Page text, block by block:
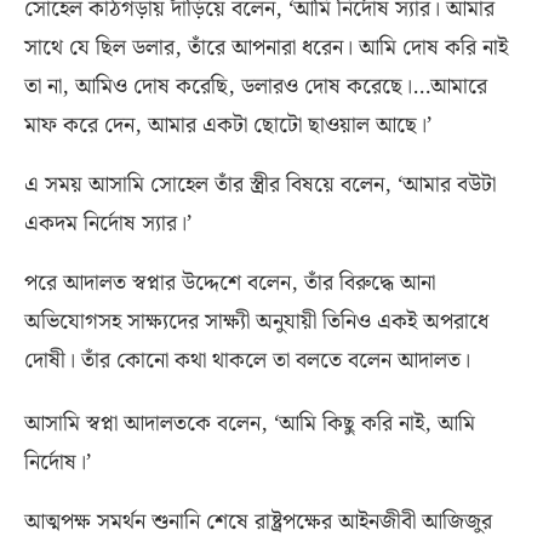
সোহেল কাঠগড়ায় দাঁড়িয়ে বলেন, ‘আমি নির্দোষ স্যার। আমার
সাথে যে ছিল ডলার,তাঁরে আপনারা ধরেন। আমি দোষ করি নাই
তা না,আমিও দোষ করেছি,ডলারও দোষ করেছে।…আমারে
মাফ করে দেন,আমার একটা ছোটো ছাওয়াল আছে।’
এ সময় আসামি সোহেল তাঁর স্ত্রীর বিষয়ে বলেন, ‘আমার বউটা
একদম নির্দোষ স্যার।’
পরে আদালত স্বপ্নার উদ্দেশে বলেন,তাঁর বিরুদ্ধে আনা
অভিযোগসহ সাক্ষ্যদের সাক্ষ্যী অনুযায়ী তিনিও একই অপরাধে
দোষী। তাঁর কোনো কথা থাকলে তা বলতে বলেন আদালত।
আসামি স্বপ্না আদালতকে বলেন, ‘আমি কিছু করি নাই,আমি
নির্দোষ।’
আত্মপক্ষ সমর্থন শুনানি শেষে রাষ্ট্রপক্ষের আইনজীবী আজিজুর